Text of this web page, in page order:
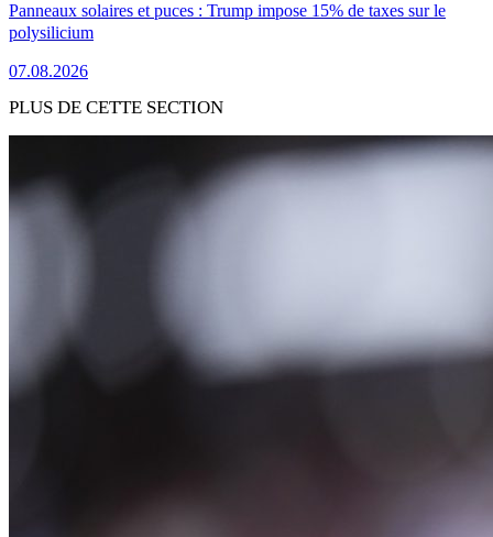
Panneaux solaires et puces : Trump impose 15% de taxes sur le
polysilicium
07.08.2026
PLUS DE CETTE SECTION